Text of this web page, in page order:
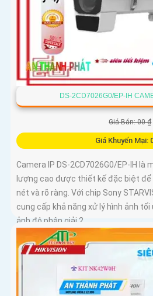
DS-2CD7026G0/EP-IH
Giá Bán: 00 ₫
Giá Khuyến Mại:
Camera IP DS-2CD7026G0/EP-IH là
lượng cao được thiết kế đặc biệt để
nét và rõ ràng. Với chip Sony
cung cấp khả năng xử lý hình ảnh
ảnh độ phân giải 2